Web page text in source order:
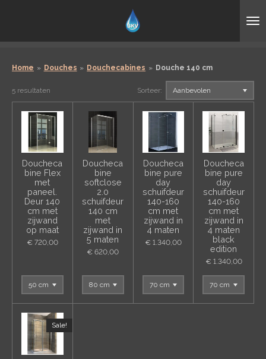
Home » Douches » Douchecabines » Douche 140 cm
5 resultaten Sorteer:
Doucheca
bine Flex
met
paneel.
Deur 140
cm met
zijwand
op maat
€ 720,00
Doucheca
bine
softclose
2.0
schuifdeur
140 cm
met
zijwand in
5 maten
€ 620,00
Doucheca
bine pure
day
schuifdeur
140-160
cm met
zijwand in
4 maten
€ 1.340,00
Doucheca
bine pure
day
schuifdeur
140-160
cm met
zijwand in
4 maten
black
edition
€ 1.340,00
Sale!